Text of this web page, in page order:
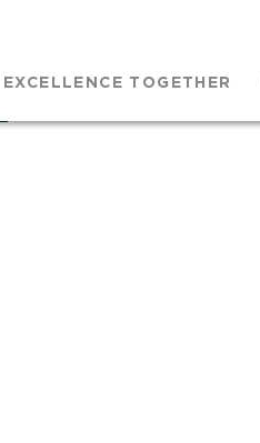
EXCELLENCE TOGETHER